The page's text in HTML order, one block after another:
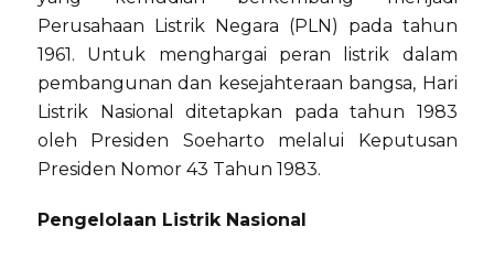
Perusahaan Listrik Negara (PLN) pada tahun
1961. Untuk menghargai peran listrik dalam
pembangunan dan kesejahteraan bangsa, Hari
Listrik Nasional ditetapkan pada tahun 1983
oleh Presiden Soeharto melalui Keputusan
Presiden Nomor 43 Tahun 1983.
Pengelolaan Listrik Nasional